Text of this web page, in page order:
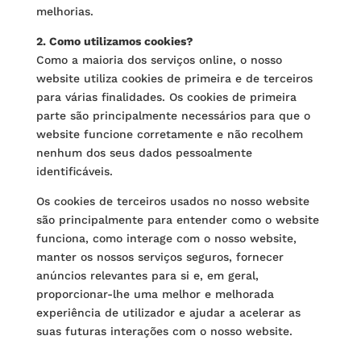
melhorias.
2. Como utilizamos cookies?
Como a maioria dos serviços online, o nosso
website utiliza cookies de primeira e de terceiros
para várias finalidades. Os cookies de primeira
parte são principalmente necessários para que o
website funcione corretamente e não recolhem
nenhum dos seus dados pessoalmente
identificáveis.
Os cookies de terceiros usados no nosso website
são principalmente para entender como o website
funciona, como interage com o nosso website,
manter os nossos serviços seguros, fornecer
anúncios relevantes para si e, em geral,
proporcionar-lhe uma melhor e melhorada
experiência de utilizador e ajudar a acelerar as
suas futuras interações com o nosso website.